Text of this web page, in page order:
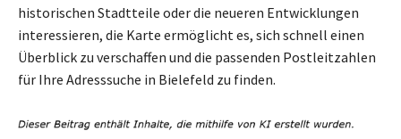
historischen Stadtteile oder die neueren Entwicklungen
interessieren, die Karte ermöglicht es, sich schnell einen
Überblick zu verschaffen und die passenden Postleitzahlen
für Ihre Adresssuche in Bielefeld zu finden.